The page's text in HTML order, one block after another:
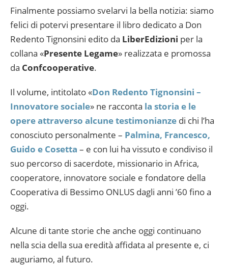
Finalmente possiamo svelarvi la bella notizia: siamo
felici di potervi presentare il libro dedicato a Don
Redento Tignonsini edito da LiberEdizioni per la
collana «Presente Legame» realizzata e promossa
da Confcooperative.
Il volume, intitolato «Don Redento Tignonsini –
Innovatore sociale» ne racconta la storia e le
opere attraverso alcune testimonianze di chi l’ha
conosciuto personalmente – Palmina, Francesco,
Guido e Cosetta – e con lui ha vissuto e condiviso il
suo percorso di sacerdote, missionario in Africa,
cooperatore, innovatore sociale e fondatore della
Cooperativa di Bessimo ONLUS dagli anni ’60 fino a
oggi.
Alcune di tante storie che anche oggi continuano
nella scia della sua eredità affidata al presente e, ci
auguriamo, al futuro.